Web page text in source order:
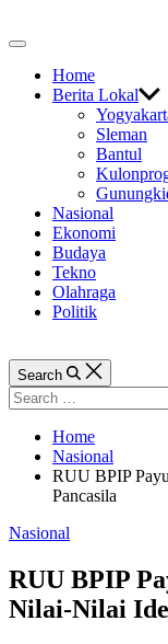
to
Off
CanvasHome
Berita Lokal
Sleman
Bantul
Nasional
Ekonomi
Budaya
Tekno
Olahraga
Politik
Search
Search
for:
Home
Nasional
RUU BPIP
Pancasila
Categories
Nasional
RUU BPIP
Nilai-Nilai